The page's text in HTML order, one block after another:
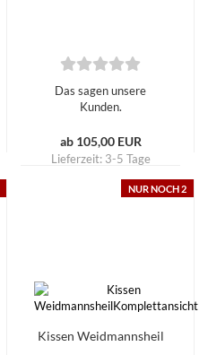
Das sagen unsere
Kunden.
ab 105,00 EUR
Lieferzeit: 3-5 Tage
NUR NOCH 2
Kissen Weidmannsheil